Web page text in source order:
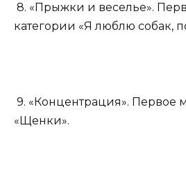
8. «Прыжки и веселье».
категории «Я люблю собак,
9. «Концентрация». Первое
«Щенки».